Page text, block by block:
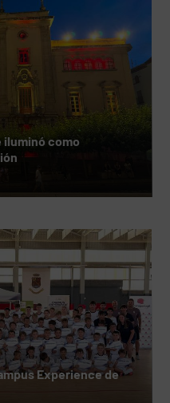
iluminó como
Experience de